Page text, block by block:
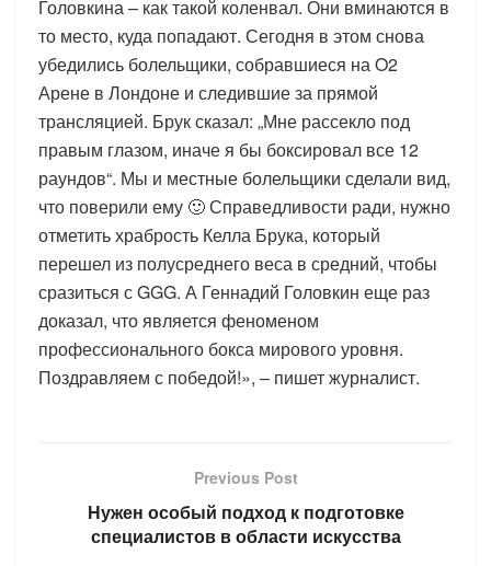
Головкина – как такой коленвал. Они вминаются в
то место, куда попадают. Сегодня в этом снова
убедились болельщики, собравшиеся на O2
Арене в Лондоне и следившие за прямой
трансляцией. Брук сказал: „Мне рассекло под
правым глазом, иначе я бы боксировал все 12
раундов“. Мы и местные болельщики сделали вид,
что поверили ему 🙂 Справедливости ради, нужно
отметить храбрость Келла Брука, который
перешел из полусреднего веса в средний, чтобы
сразиться с GGG. А Геннадий Головкин еще раз
доказал, что является феноменом
профессионального бокса мирового уровня.
Поздравляем с победой!», – пишет журналист.
Previous Post
Нужен особый подход к подготовке
специалистов в области искусства